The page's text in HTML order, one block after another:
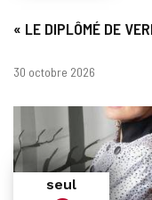
« LE DIPLÔMÉ DE
Dates
30 octobre 2026
seul